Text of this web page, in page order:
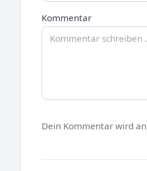
Kommentar
Dein Kommentar wird